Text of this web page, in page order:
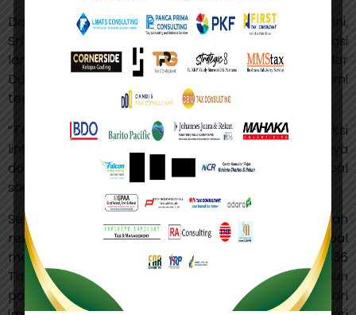
Dalam forum pertemuan internasional baru-baru ini,
Sri Mulyani juga menyoroti pentingnya kolaborasi
lanjutan untuk menyempurnakan implementasi Pilar
Dua dan mengantisipasi dampak digitalisasi ekonomi
terhadap basis pajak negara berkembang.
“Transparansi perpajakan, pengawasan transaksi
lintas batas, dan penguatan mobilisasi sumber daya
domestik menjadi bagian penting dari agenda global
saat ini,” ungkapnya.
Sebagai bagian dari langkah nyata, Indonesia telah
resmi menerapkan ketentuan Pajak Minimum Global
melalui Peraturan Menteri Keuangan (PMK) Nomor 136
Tahun 2024, yang akan mulai berlaku pada tahun
pajak 2025. Kebijakan ini merupakan bagian dari